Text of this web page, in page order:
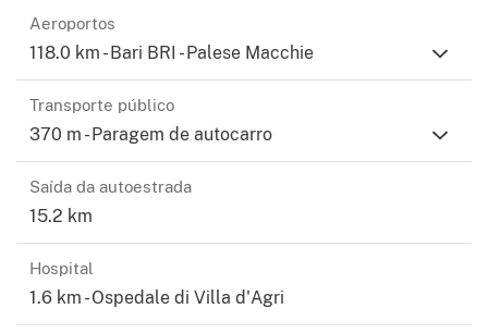
Aeroportos
118.0 km - Bari BRI - Palese Macchie
Transporte público
370 m - Paragem de autocarro
Saída da autoestrada
15.2 km
Hospital
1.6 km - Ospedale di Villa d'Agri